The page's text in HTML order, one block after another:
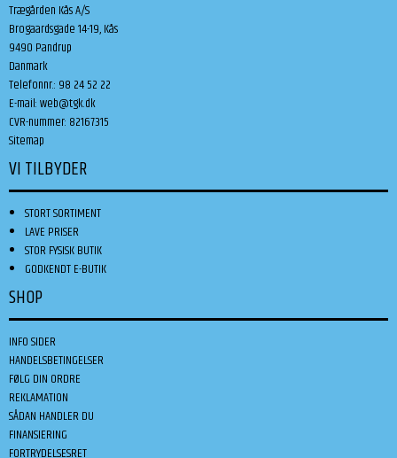
Trægården Kås A/S
Brogaardsgade 14-19, Kås
9490 Pandrup
Danmark
Telefonnr.: 98 24 52 22
E-mail:web@tgk.dk
CVR-nummer: 82167315
Sitemap
VI TILBYDER
STORT SORTIMENT
LAVE PRISER
STOR FYSISK BUTIK
GODKENDT E-BUTIK
SHOP
INFO SIDER
HANDELSBETINGELSER
FØLG DIN ORDRE
REKLAMATION
SÅDAN HANDLER DU
FINANSIERING
FORTRYDELSESRET